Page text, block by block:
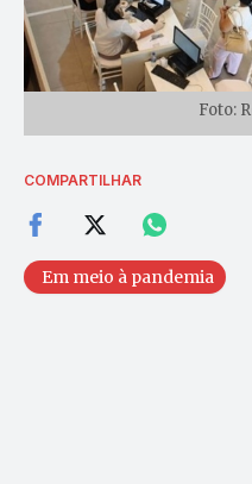
Foto:
COMPARTILHAR
Em meio à pandemia